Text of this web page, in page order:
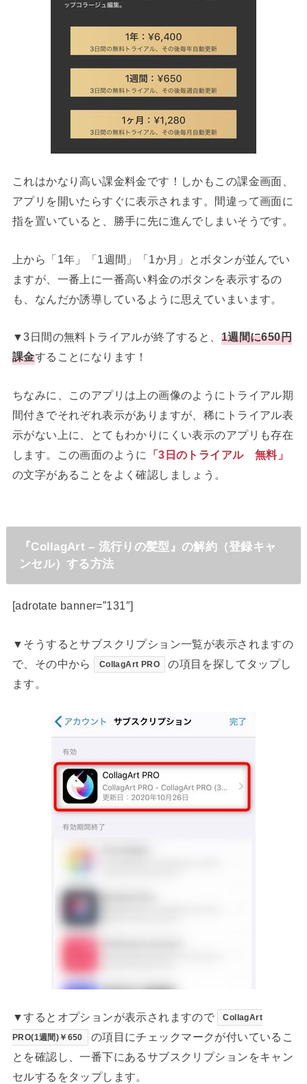
これはかなり高い課金料金です！しかもこの課金画面、
アプリを開いたらすぐに表示されます。間違って画面に
指を置いていると、勝手に先に進んでしまいそうです。
上から「1年」「1週間」「1か月」とボタンが並んでい
ますが、一番上に一番高い料金のボタンを表示するの
も、なんだか誘導しているように思えていまいます。
▼3日間の無料トライアルが終了すると、 1週間に650円
課金することになります！
ちなみに、このアプリは上の画像のようにトライアル期
間付きでそれぞれ表示がありますが、稀にトライアル表
示がない上に、とてもわかりにくい表示のアプリも存在
します。この画面のように
「3日のト ライアル 無料」
の文字があることをよく確認しましょう。
『CollagArt – 流行りの髪型』の解約（登録キャ
ンセル）する方法
[adrotate banner=”131″]
▼そうするとサブスクリプション一覧が表示されますの
で、その中から
CollagArt PRO
の項目を探してタップし
ます。
▼するとオプションが表示されますので CollagArt
PRO(1週間)￥650
の項目にチェックマークが付いているこ
とを確認し、一番下にあるサブスクリプションをキャン
セルするをタップします。